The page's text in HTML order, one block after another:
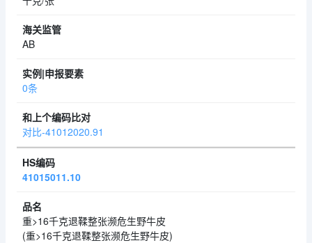
AB
0条
对比-41012020.91
41015011.10
重>16千克退鞣整张濒危生野牛皮
(重>16千克退鞣整张濒危生野牛皮)